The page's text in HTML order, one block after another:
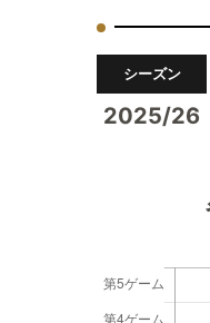
シーズン
2025/26